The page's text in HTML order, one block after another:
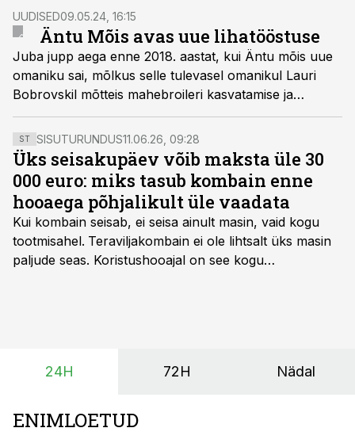
Äripäeva Lääne-Virumaa uudisteportaal.
UUDISED09.05.24, 16:15
Äntu Mõis avas uue lihatööstuse
Juba jupp aega enne 2018. aastat, kui Äntu mõis uue
omaniku sai, mõlkus selle tulevasel omanikul Lauri
Bobrovskil mõtteis mahebroileri kasvatamise ja
väärindamise idee.
ST SISUTURUNDUS11.06.26, 09:28
Üks seisakupäev võib maksta üle 30
000 euro: miks tasub kombain enne
hooaega põhjalikult üle vaadata
Kui kombain seisab, ei seisa ainult masin, vaid kogu
tootmisahel. Teraviljakombain ei ole lihtsalt üks masin
paljude seas. Koristushooajal on see kogu
24H 72H Nädal
ENIMLOETUD